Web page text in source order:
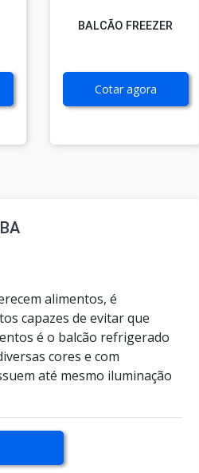
BALCÃO FREEZER
Cotar agora
alimentos, é
capazes de evitar que
é o balcão refrigerado
cores e com
até mesmo iluminação